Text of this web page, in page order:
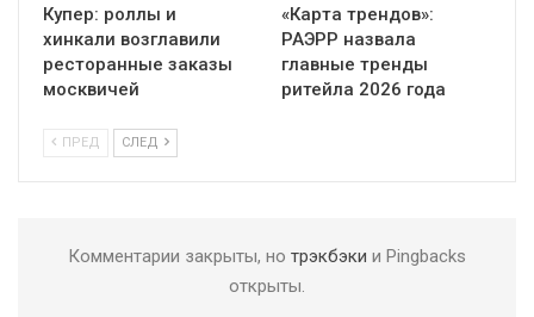
Купер: роллы и
хинкали возглавили
ресторанные заказы
москвичей
«Карта трендов»:
РАЭРР назвала
главные тренды
ритейла 2026 года
ПРЕД СЛЕД
Комментарии закрыты, но трэкбэки и Pingbacks
открыты.